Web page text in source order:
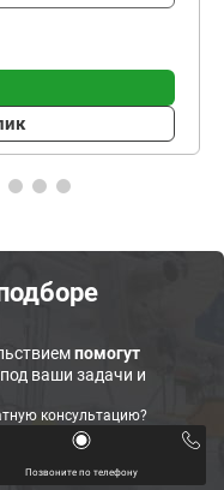
помогут
под ваши задачи и
консультацию?
Позвоните по телефону